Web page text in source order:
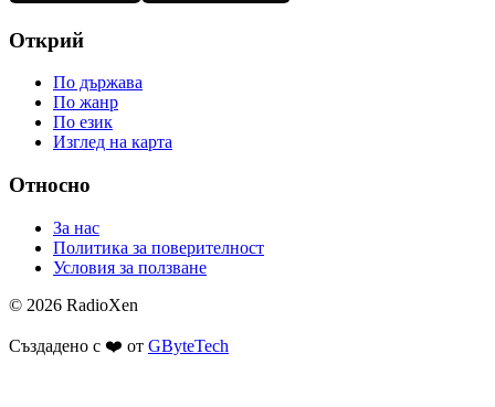
Открий
По държава
По жанр
По език
Изглед на карта
Относно
За нас
Политика за поверителност
Условия за ползване
© 2026 RadioXen
Създадено с ❤️ от GByteTech